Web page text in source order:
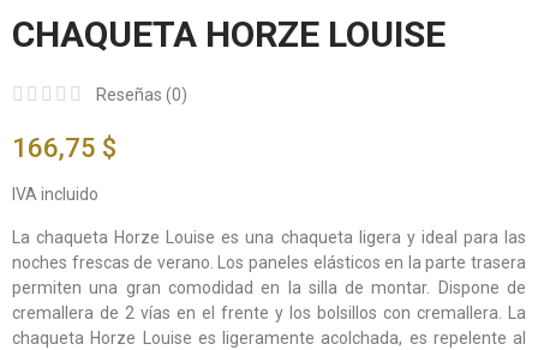
CHAQUETA HORZE LOUISE
Reseñas (0)
166,75 $
IVA incluido
La chaqueta Horze Louise es una chaqueta ligera y ideal para las
noches frescas de verano. Los paneles elásticos en la parte trasera
permiten una gran comodidad en la silla de montar. Dispone de
cremallera de 2 vías en el frente y los bolsillos con cremallera. La
chaqueta Horze Louise es ligeramente acolchada, es repelente al